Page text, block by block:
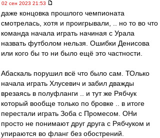
02 сен 2023 21:53
даже концовка прошлого чемпионата
смотрелась, хотя и проигрывали, .. но то во что
команда начала играть начиная с Урала
назвать футболом нельзя. Ошибки Денисова
или кого бы то ни было ещё это частности.
Абаскаль порушил всё что было сам. ТОлько
начала играть Хлусевич и забил дважды
врезаясь в полуфланги .. и тут же Рябчук
который вообще только по бровке .. в итоге
перестали играть Зоба с Промесом. ОНи
просто не понимают друг друга с Рябчуком и
упираются во фланг без обострений.